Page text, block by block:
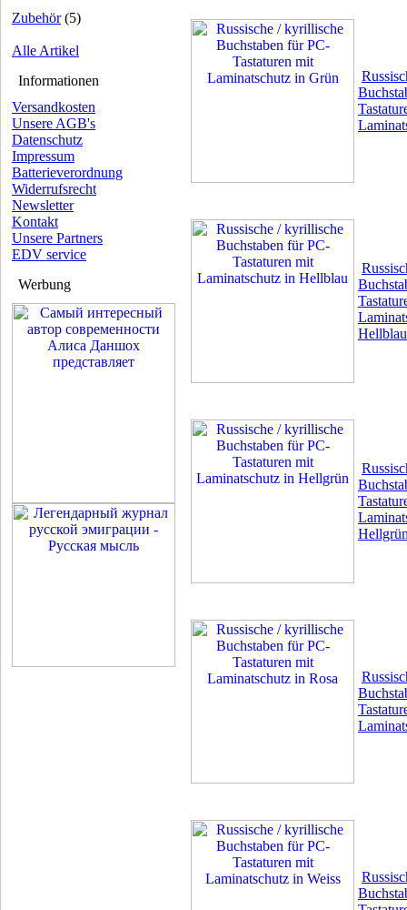
Zubehör(5)
Alle Artikel
Informationen
Versandkosten
Unsere AGB's
Datenschutz
Impressum
Batterieverordnung
Widerrufsrecht
Newsletter
Kontakt
Unsere Partners
EDV service
Werbung
Hellblau